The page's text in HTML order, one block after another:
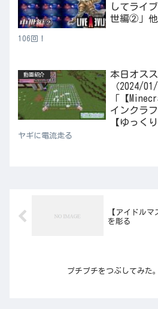
してライ
世編②」
106回！
動画紹介
本日オス
（2024/
「【
インクラ
【ゆっく
ヤギに電流走る
【アイドル
を彫る
プチプチをつぶしてみた。